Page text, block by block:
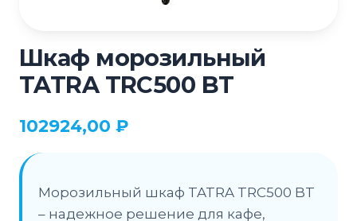
Шкаф морозильный
TATRA TRC500 BT
102924,00 ₽
Морозильный шкаф TATRA TRC500 BT
– надежное решение для кафе,